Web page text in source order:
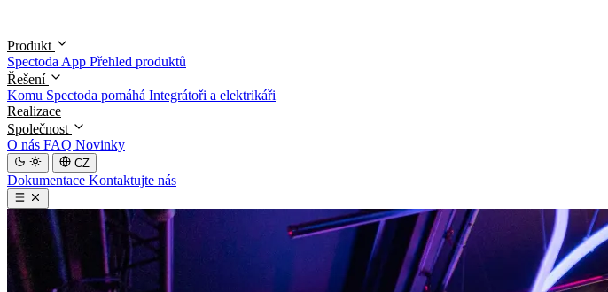
Produkt
Spectoda App Přehled produktů
Řešení
Komu Spectoda pomáhá Integrátoři a elektrikáři
Realizace
Společnost
O nás FAQ Novinky
CZ
Dokumentace Kontaktujte nás